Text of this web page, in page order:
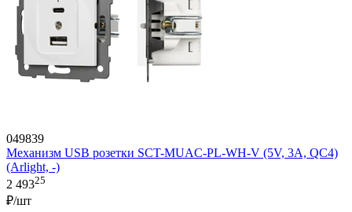
049839
Механизм USB розетки SCT-MUAC-PL-WH-V (5V, 3A, QC4)
(Arlight, -)
2 49325
₽/шт